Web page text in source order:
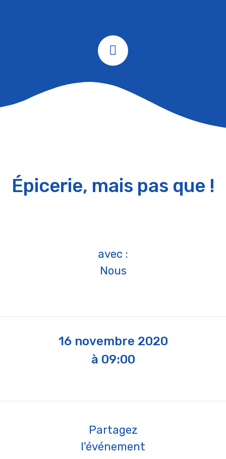
Épicerie, mais pas que !
avec :
Nous
16 novembre 2020
à 09:00
Partagez
l'événement